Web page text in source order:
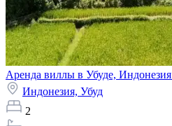
Аренда виллы в Убуде, Индонезия
Индонезия, Убуд
2